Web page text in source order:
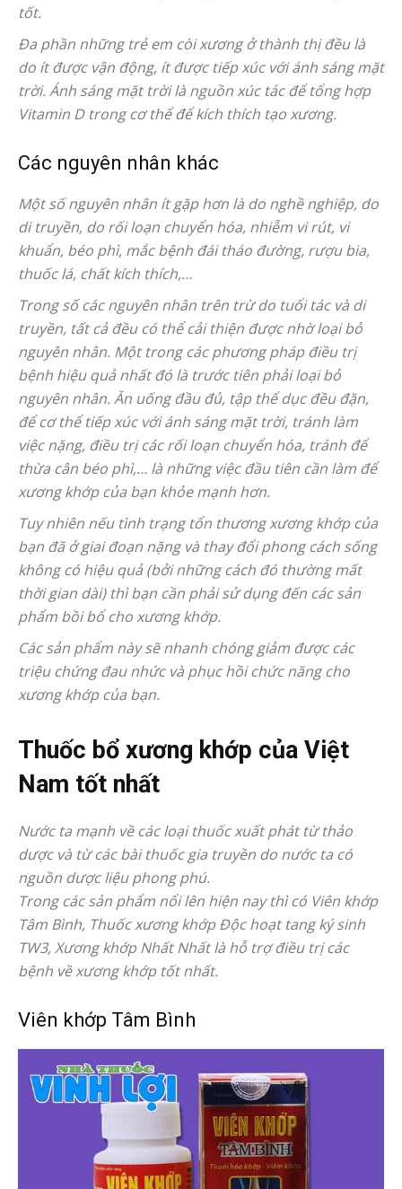
tốt.
Đa phần những trẻ em còi xương ở thành thị đều là
do ít được vận động, ít được tiếp xúc với ánh sáng mặt
trời. Ánh sáng mặt trời là nguồn xúc tác để tổng hợp
Vitamin D trong cơ thể để kích thích tạo xương.
Các nguyên nhân khác
Một số nguyên nhân ít gặp hơn là do nghề nghiệp, do
di truyền, do rối loạn chuyển hóa, nhiễm vi rút, vi
khuẩn, béo phì, mắc bệnh đái tháo đường, rượu bia,
thuốc lá, chất kích thích,…
Trong số các nguyên nhân trên trừ do tuổi tác và di
truyền, tất cả đều có thể cải thiện được nhờ loại bỏ
nguyên nhân. Một trong các phương pháp điều trị
bệnh hiệu quả nhất đó là trước tiên phải loại bỏ
nguyên nhân. Ăn uống đầu đủ, tập thể dục đều đặn,
để cơ thể tiếp xúc với ánh sáng mặt trời, tránh làm
việc nặng, điều trị các rối loạn chuyển hóa, tránh để
thừa cân béo phì,… là những việc đầu tiên cần làm để
xương khớp của bạn khỏe mạnh hơn.
Tuy nhiên nếu tình trạng tổn thương xương khớp của
bạn đã ở giai đoạn nặng và thay đổi phong cách sống
không có hiệu quả (bởi những cách đó thường mất
thời gian dài) thì bạn cần phải sử dụng đến các sản
phẩm bồi bổ cho xương khớp.
Các sản phẩm này sẽ nhanh chóng giảm được các
triệu chứng đau nhức và phục hồi chức năng cho
xương khớp của bạn.
Thuốc bổ xương khớp của Việt
Nam tốt nhất
Nước ta mạnh về các loại thuốc xuất phát từ thảo
dược và từ các bài thuốc gia truyền do nước ta có
nguồn dược liệu phong phú.
Trong các sản phẩm nổi lên hiện nay thì có Viên khớp
Tâm Bình, Thuốc xương khớp Độc hoạt tang ký sinh
TW3, Xương khớp Nhất Nhất là hỗ trợ điều trị các
bệnh về xương khớp tốt nhất.
Viên khớp Tâm Bình